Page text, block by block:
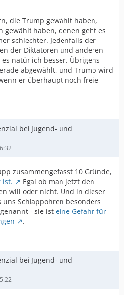
die Trump gewählt haben,
gewählt haben, denen geht es
schlechter. Jedenfalls der
der Diktatoren und anderen
natürlich besser. Übrigens
abgewählt, und Trump wird
er überhaupt noch freie
bei Jugend- und
zusammengefasst 10 Gründe,
ist.
Egal ob man jetzt den
will oder nicht. Und in dieser
uns Schlappohren besonders
- sie ist eine Gefahr für
.
bei Jugend- und